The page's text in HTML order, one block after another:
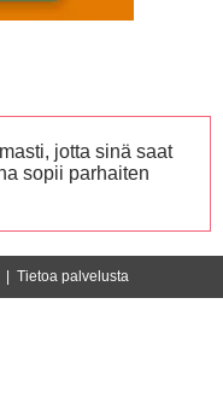
jotta sinä saat
sopii parhaiten
| Tietoa palvelusta